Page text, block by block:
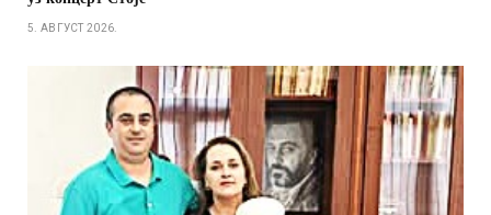
5. АВГУСТ 2026.